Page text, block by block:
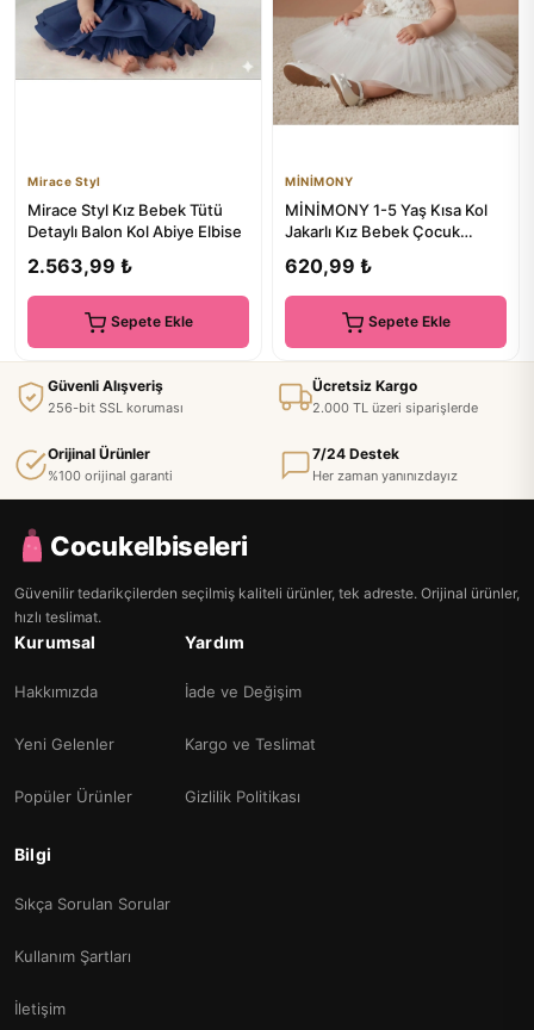
Mirace Styl
Mirace Styl Kız Bebek Tütü
Detaylı Balon Kol Abiye Elbise
2.563,99 ₺
Sepete Ekle
MİNİMONY
MİNİMONY 1-5 Yaş Kısa Kol
Jakarlı Kız Bebek Çocuk
620,99 ₺
Sepete Ekle
Güvenli Alışveriş
256-bit SSL koruması
Ücretsiz Kargo
2.000 TL üzeri siparişlerde
Orijinal Ürünler
%100 orijinal garanti
7/24 Destek
Her zaman yanınızdayız
Cocukelbiseleri
Güvenilir tedarikçilerden seçilmiş kaliteli ürünler, tek adreste. Orijinal ürünler,
hızlı teslimat.
Kurumsal
Hakkımızda
Yeni Gelenler
Popüler Ürünler
Yardım
İade ve Değişim
Kargo ve Teslimat
Gizlilik Politikası
Bilgi
Sıkça Sorulan Sorular
Kullanım Şartları
İletişim